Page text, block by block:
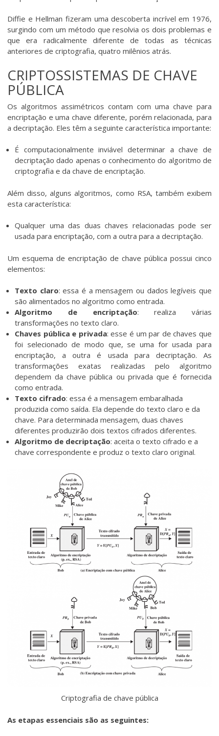
Diffie e Hellman fizeram uma descoberta incrível em 1976,
surgindo com um método que resolvia os dois problemas e
que era radicalmente diferente de todas as técnicas
anteriores de criptografia, quatro milênios atrás.
CRIPTOSSISTEMAS DE CHAVE
PÚBLICA
Os algoritmos assimétricos contam com uma chave para
encriptação e uma chave diferente, porém relacionada, para
a decriptação. Eles têm a seguinte característica importante:
É computacionalmente inviável determinar a chave de
decriptação dado apenas o conhecimento do algoritmo de
criptografia e da chave de encriptação.
Além disso, alguns algoritmos, como RSA, também exibem
esta característica:
Qualquer uma das duas chaves relacionadas pode ser
usada para encriptação, com a outra para a decriptação.
Um esquema de encriptação de chave pública possui cinco
elementos:
Texto claro: essa é a mensagem ou dados legíveis que
são alimentados no algoritmo como entrada.
Algoritmo de encriptação: realiza várias
transformações no texto claro.
Chaves pública e privada: esse é um par de chaves que
foi selecionado de modo que, se uma for usada para
encriptação, a outra é usada para decriptação. As
transformações exatas realizadas pelo algoritmo
dependem da chave pública ou privada que é fornecida
como entrada.
Texto cifrado: essa é a mensagem embaralhada
produzida como saída. Ela depende do texto claro e da
chave. Para determinada mensagem, duas chaves
diferentes produzirão dois textos cifrados diferentes.
Algoritmo de decriptação: aceita o texto cifrado e a
chave correspondente e produz o texto claro original.
Criptografia de chave pública
As etapas essenciais são as seguintes: